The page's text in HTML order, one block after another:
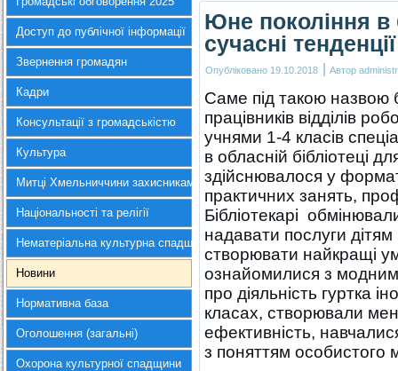
Доступ до публічної інформації
Звернення громадян
Кадри
Консультації з громадськістю
Культура
Митці Хмельниччини захисникам України
Національності та релігії
Нематеріальна культурна спадщина
Новини
Нормативна база
Оголошення (загальні)
Охорона культурної спадщини
Юне покоління в
сучасні тенденції
Опубліковано 19.10.2018 | Автор
Саме під такою
працівників відділів
учнями 1-4 класів
в обласній бібліотеці
здійснювалося у
практичних занять,
Бібліотекарі
надавати послуги
створювати найкращі
ознайомилися з
про діяльність гуртка
класах, створювали
ефективність,
з поняттям особистого